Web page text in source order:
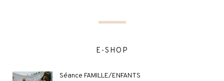
E-SHOP
Séance FAMILLE/ENFANTS